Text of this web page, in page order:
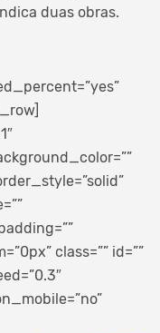
duas obras.
class=”” id=””